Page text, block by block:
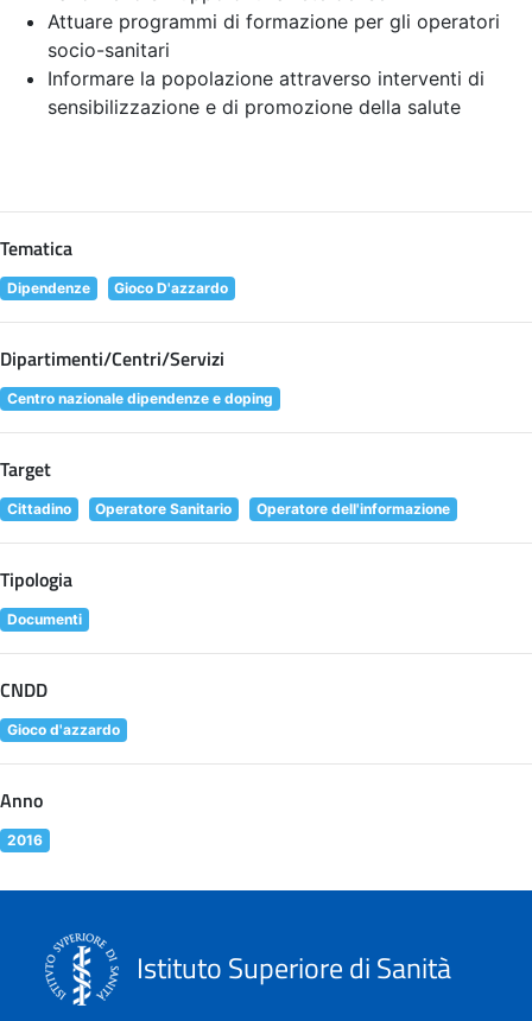
Attuare programmi di formazione per gli operatori
socio-sanitari
Informare la popolazione attraverso interventi di
sensibilizzazione e di promozione della salute
Tematica
Dipendenze Gioco D'azzardo
Dipartimenti/Centri/Servizi
Centro nazionale dipendenze e doping
Target
Cittadino Operatore Sanitario Operatore dell'informazione
Tipologia
Documenti
CNDD
Gioco d'azzardo
Anno
2016
Istituto Superiore di Sanità